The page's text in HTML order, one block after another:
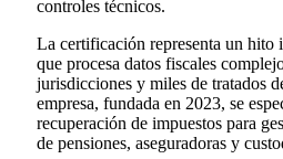
controles técnicos.
La certificación representa un hito
que procesa datos fiscales
jurisdicciones y miles de tratados
empresa, fundada en 2023, se
recuperación de impuestos para
de pensiones, aseguradoras y